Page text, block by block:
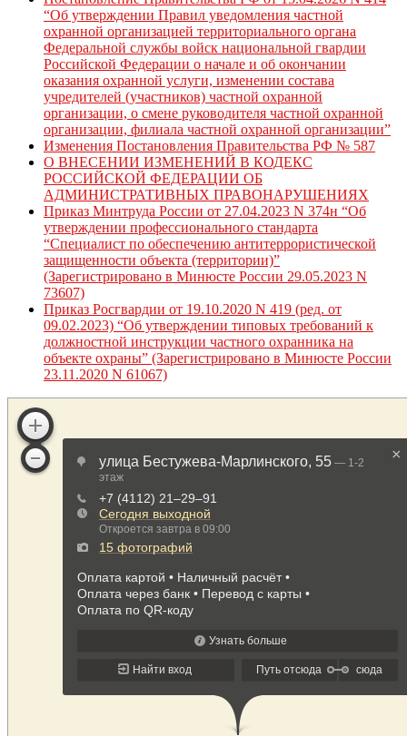
“Об утверждении Правил уведомления частной
охранной организацией территориального органа
Федеральной службы войск национальной гвардии
Российской Федерации о начале и об окончании
оказания охранной услуги, изменении состава
учредителей (участников) частной охранной
организации, о смене руководителя частной охранной
организации, филиала частной охранной организации”
Изменения Постановления Правительства РФ № 587
О ВНЕСЕНИИ ИЗМЕНЕНИЙ В КОДЕКС
РОССИЙСКОЙ ФЕДЕРАЦИИ ОБ
АДМИНИСТРАТИВНЫХ ПРАВОНАРУШЕНИЯХ
Приказ Минтруда России от 27.04.2023 N 374н “Об
утверждении профессионального стандарта
“Специалист по обеспечению антитеррористической
защищенности объекта (территории)”
(Зарегистрировано в Минюсте России 29.05.2023 N
73607)
Приказ Росгвардии от 19.10.2020 N 419 (ред. от
09.02.2023) “Об утверждении типовых требований к
должностной инструкции частного охранника на
объекте охраны” (Зарегистрировано в Минюсте России
23.11.2020 N 61067)